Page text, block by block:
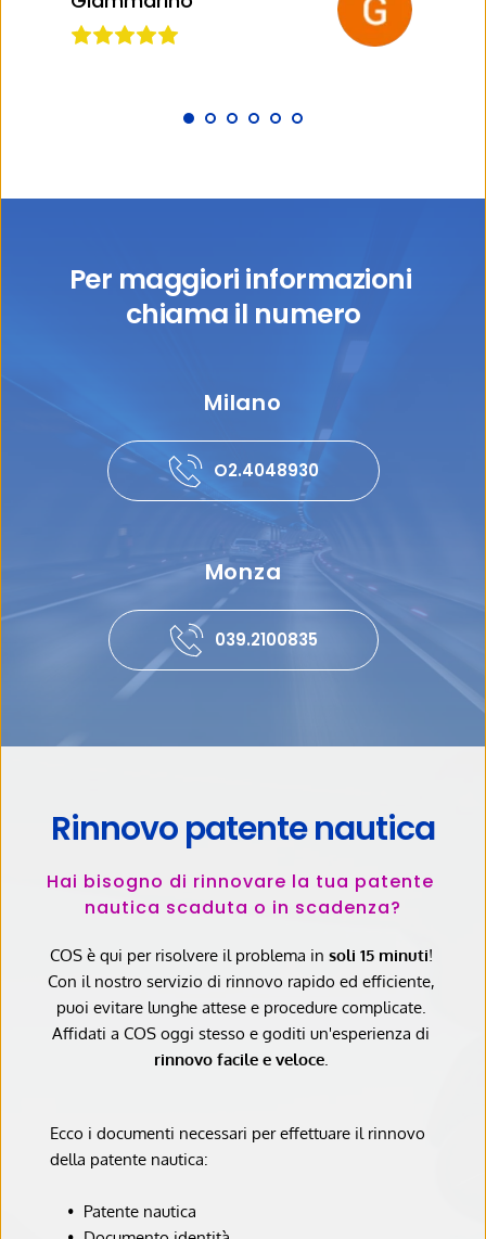
Per maggiori informazioni
chiama il numero
Milano
O2.4048930
Monza
039.2100835
Rinnovo patente nautica
Hai bisogno di rinnovare la tua patente
nautica scaduta o in scadenza?
COS è qui per risolvere il problema in soli 15 minuti!
Con il nostro servizio di rinnovo rapido ed efficiente,
puoi evitare lunghe attese e procedure complicate.
Affidati a COS oggi stesso e goditi un'esperienza di
rinnovo facile e veloce.
Ecco i documenti necessari per effettuare il rinnovo
della patente nautica:
Patente nautica